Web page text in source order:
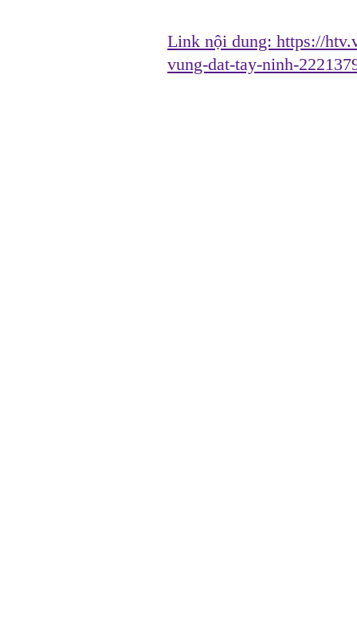
Link nội dung: https://
vung-dat-tay-ninh-